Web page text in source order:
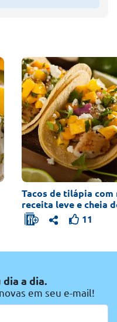
Tacos de tilápia com
receita leve e cheia
11
a dia.
em seu e-mail!